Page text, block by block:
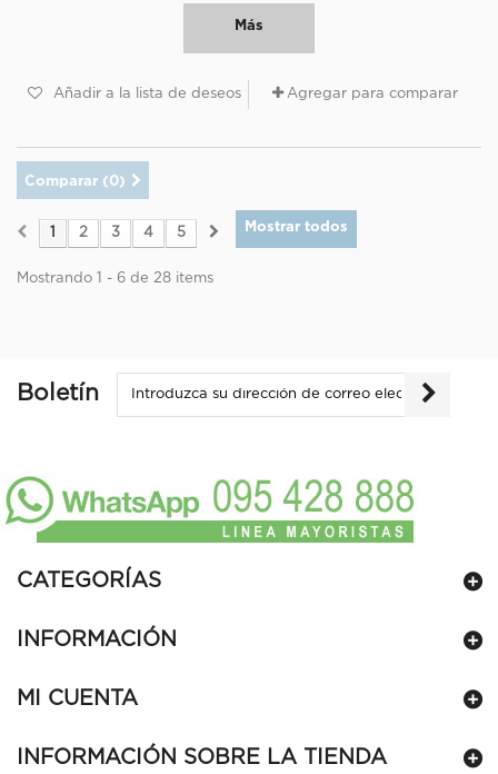
Más
Añadir a la lista de deseos Agregar para comparar
Comparar (0)
Mostrar todos
2 3 4 5
Mostrando 1 - 6 de 28 items
Boletín
CATEGORÍAS
INFORMACIÓN
MI CUENTA
INFORMACIÓN SOBRE LA TIENDA